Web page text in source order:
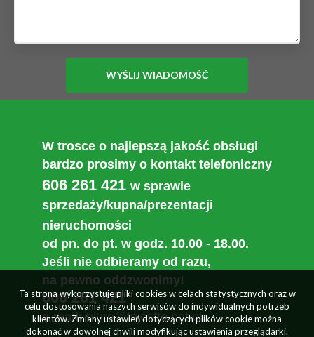
W trosce o najlepszą jakość obsługi
bardzo prosimy o kontakt telefoniczny
606 261 421 w sprawie
sprzedaży/kupna/prezentacji
nieruchomości
od pn. do pt. w godz. 10.00 - 18.00.
Jeśli nie odbieramy od razu,
na pewno oddzwonimy!
606 261 421
e-mail:biuro@tojestto.net.pl
Ta strona wykorzystuje pliki cookies w celach statystycznych oraz w
celu dostosowania naszych serwisów do indywidualnych potrzeb
klientów. Zmiany ustawień dotyczących plików cookie można
dokonać w dowolnej chwili modyfikując ustawienia przeglądarki.